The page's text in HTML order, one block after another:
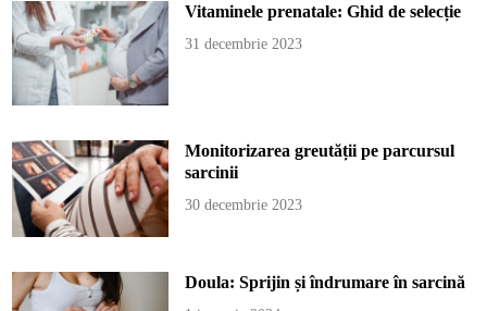
Vitaminele prenatale: Ghid de selecție
31 decembrie 2023
Monitorizarea greutății pe parcursul
sarcinii
30 decembrie 2023
Doula: Sprijin și îndrumare în sarcină